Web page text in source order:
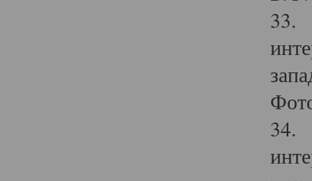
33.
34.